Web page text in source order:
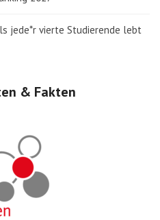
jede*r vierte Studierende lebt
& Fakten